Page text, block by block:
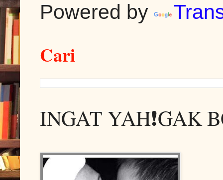
Powered by
Cari
INGAT YAH❗GAK